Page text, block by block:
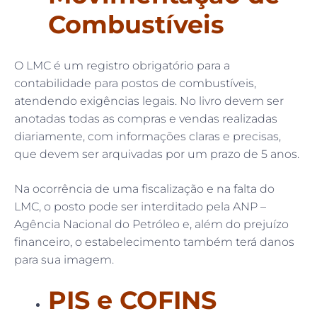
Combustíveis
O LMC é um registro obrigatório para a
contabilidade para postos de combustíveis,
atendendo exigências legais. No livro devem ser
anotadas todas as compras e vendas realizadas
diariamente, com informações claras e precisas,
que devem ser arquivadas por um prazo de 5 anos.
Na ocorrência de uma fiscalização e na falta do
LMC, o posto pode ser interditado pela ANP –
Agência Nacional do Petróleo e, além do prejuízo
financeiro, o estabelecimento também terá danos
para sua imagem.
PIS e COFINS